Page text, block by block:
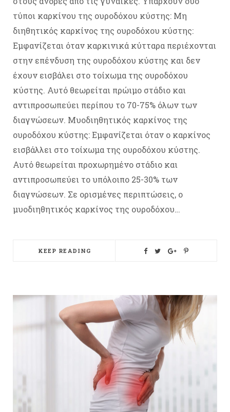
τύποι καρκίνου της ουροδόχου κύστης: Μη
διηθητικός καρκίνος της ουροδόχου κύστης:
Εμφανίζεται όταν καρκινικά κύτταρα περιέχονται
στην επένδυση της ουροδόχου κύστης και δεν
έχουν εισβάλει στο τοίχωμα της ουροδόχου
κύστης. Αυτό θεωρείται πρώιμο στάδιο και
αντιπροσωπεύει περίπου το 70-75% όλων των
διαγνώσεων. Μυοδιηθητικός καρκίνος της
ουροδόχου κύστης: Εμφανίζεται όταν ο καρκίνος
εισβάλλει στο τοίχωμα της ουροδόχου κύστης.
Αυτό θεωρείται προχωρημένο στάδιο και
αντιπροσωπεύει το υπόλοιπο 25-30% των
διαγνώσεων. Σε ορισμένες περιπτώσεις, ο
μυοδιηθητικός καρκίνος της ουροδόχου…
KEEP READING